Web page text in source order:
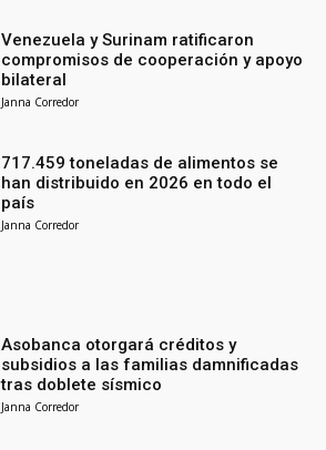
Venezuela y Surinam ratificaron
compromisos de cooperación y apoyo
bilateral
Janna Corredor
717.459 toneladas de alimentos se
han distribuido en 2026 en todo el
país
Janna Corredor
Asobanca otorgará créditos y
subsidios a las familias damnificadas
tras doblete sísmico
Janna Corredor